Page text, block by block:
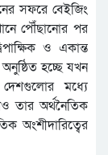
সফরে বেইজিং
পৌঁছানোর পর
ও একান্ত
হচ্ছে যখন
দেশগুলোর মধ্যে
তার অর্থনৈতিক
অংশীদারিত্বের